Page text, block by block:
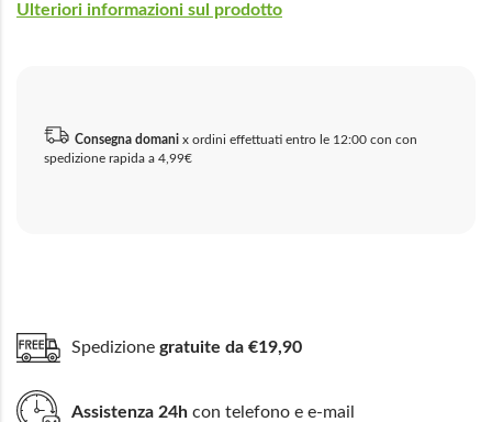
Ulteriori informazioni sul prodotto
Consegna domani x ordini effettuati entro le 12:00 con con
spedizione rapida a 4,99€
Spedizione gratuite da €19,90
Assistenza 24h con telefono e e-mail